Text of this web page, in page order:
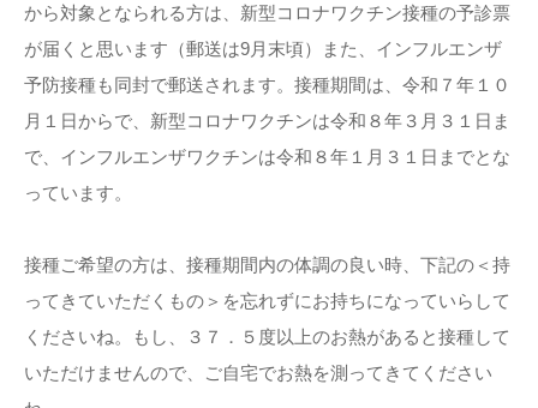
から対象となられる方は、新型コロナワクチン接種の予診票
が届くと思います（郵送は9月末頃）また、インフルエンザ
予防接種も同封で郵送されます。接種期間は、令和７年１０
月１日からで、新型コロナワクチンは令和８年３月３１日ま
で、インフルエンザワクチンは令和８年１月３１日までとな
っています。
接種ご希望の方は、接種期間内の体調の良い時、下記の＜持
ってきていただくもの＞を忘れずにお持ちになっていらして
くださいね。もし、３７．５度以上のお熱があると接種して
いただけませんので、ご自宅でお熱を測ってきてください